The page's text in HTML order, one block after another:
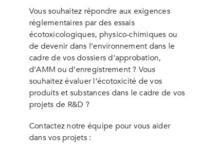
Vous souhaitez répondre aux exigences
réglementaires par des essais
écotoxicologiques, physico-chimiques ou
de devenir dans l’environnement dans le
cadre de vos dossiers d’approbation,
d’AMM ou d’enregistrement ? Vous
souhaitez évaluer l’écotoxicité de vos
produits et substances dans le cadre de vos
projets de R&D ?
Contactez notre équipe pour vous aider
dans vos projets :